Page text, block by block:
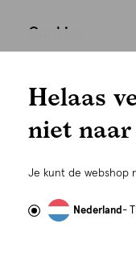
graag
gebruiken wij
om advertenties
Cookies
Helaas
niet
Je kunt de webshop
Nederland-